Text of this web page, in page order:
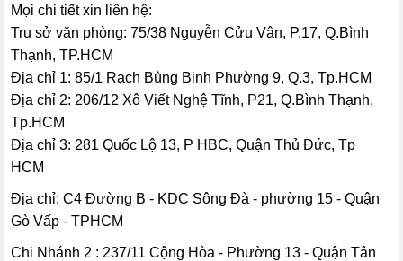
Mọi chi tiết xin liên hệ:
Trụ sở văn phòng: 75/38 Nguyễn Cửu Vân, P.17, Q.Bình
Thạnh, TP.HCM
Địa chỉ 1: 85/1 Rạch Bùng Binh Phường 9, Q.3, Tp.HCM
Địa chỉ 2: 206/12 Xô Viết Nghệ Tĩnh, P21, Q.Bình Thạnh,
Tp.HCM
Địa chỉ 3: 281 Quốc Lộ 13, P HBC, Quận Thủ Đức, Tp
HCM
Địa chỉ: C4 Đường B - KDC Sông Đà - phường 15 - Quận
Gò Vấp - TPHCM
Chi Nhánh 2 : 237/11 Cộng Hòa - Phường 13 - Quận Tân